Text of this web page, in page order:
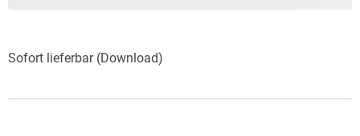
Sofort lieferbar (Download)